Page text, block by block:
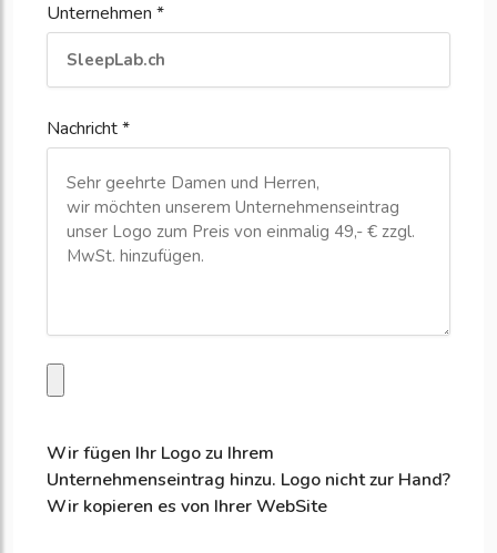
Unternehmen *
Nachricht *
Wir fügen Ihr Logo zu Ihrem
Unternehmenseintrag hinzu. Logo nicht zur Hand?
Wir kopieren es von Ihrer WebSite